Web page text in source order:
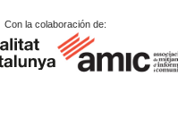
Con la colaboración de: